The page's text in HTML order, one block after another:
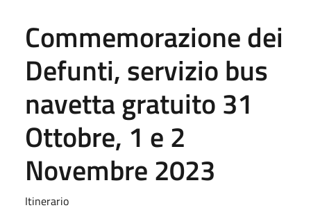
Commemorazione dei
Defunti, servizio bus
navetta gratuito 31
Ottobre, 1 e 2
Novembre 2023
Itinerario